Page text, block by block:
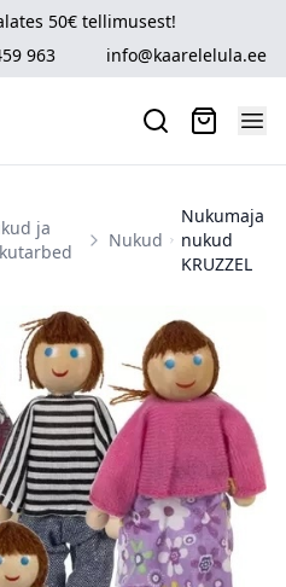
50€ tellimusest!
963 info@kaarelelula.ee
ja
Nukud
Nukumaja
nukud
KRUZZEL